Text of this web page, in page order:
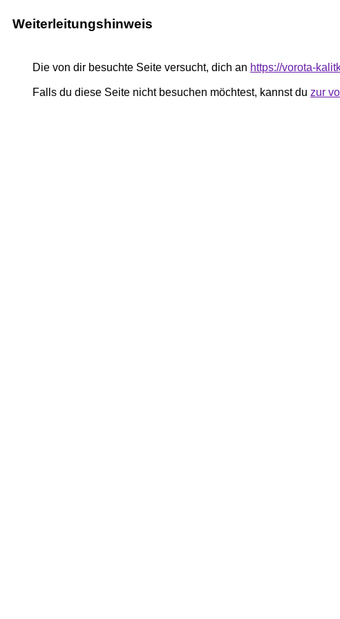
Weiterleitungshinweis
Die von dir besuchte Seite versucht, dich an https://vorota-
Falls du diese Seite nicht besuchen möchtest, kannst du zur